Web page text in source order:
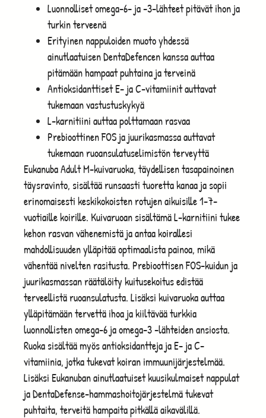
Luonnolliset omega-6- ja -3-lähteet pitävät ihon ja
turkin terveenä
Erityinen nappuloiden muoto yhdessä
ainutlaatuisen DentaDefencen kanssa auttaa
pitämään hampaat puhtaina ja terveinä
Antioksidanttiset E- ja C-vitamiinit auttavat
tukemaan vastustuskykyä
L-karnitiini auttaa polttamaan rasvaa
Prebioottinen FOS ja juurikasmassa auttavat
tukemaan ruoansulatuselimistön terveyttä
Eukanuba Adult M-kuivaruoka, täydellisen tasapainoinen
täysravinto, sisältää runsaasti tuoretta kanaa ja sopii
erinomaisesti keskikokoisten rotujen aikuisille 1-7-
vuotiaille koirille. Kuivaruoan sisältämä L-karnitiini tukee
kehon rasvan vähenemistä ja antaa koirallesi
mahdollisuuden ylläpitää optimaalista painoa, mikä
vähentää nivelten rasitusta. Prebioottisen FOS-kuidun ja
juurikasmassan räätälöity kuitusekoitus edistää
terveellistä ruoansulatusta. Lisäksi kuivaruoka auttaa
ylläpitämään tervettä ihoa ja kiiltävää turkkia
luonnollisten omega-6 ja omega-3 -lähteiden ansiosta.
Ruoka sisältää myös antioksidantteja ja E- ja C-
vitamiinia, jotka tukevat koiran immuunijärjestelmää.
Lisäksi Eukanuban ainutlaatuiset kuusikulmaiset nappulat
ja DentaDefense-hammashoitojärjestelmä tukevat
puhtaita, terveitä hampaita pitkällä aikavälillä.